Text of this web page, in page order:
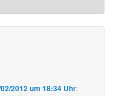
2012 um 18:34 Uhr: